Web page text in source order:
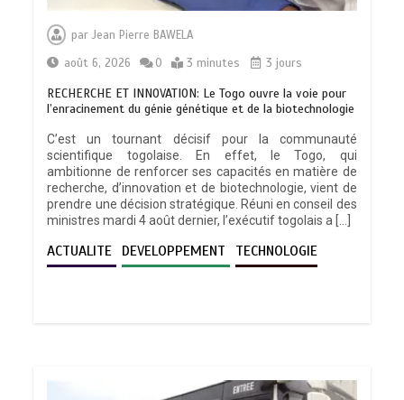
parJean Pierre BAWELA
août 6, 2026
0 3 minutes 3 jours
RECHERCHE ET INNOVATION: Le Togo ouvre la voie pour
l’enracinement du génie génétique et de la biotechnologie
C’est un tournant décisif pour la communauté
scientifique togolaise. En effet, le Togo, qui
ambitionne de renforcer ses capacités en matière de
recherche, d’innovation et de biotechnologie, vient de
prendre une décision stratégique. Réuni en conseil des
ministres mardi 4 août dernier, l’exécutif togolais a […]
ACTUALITE DEVELOPPEMENT TECHNOLOGIE